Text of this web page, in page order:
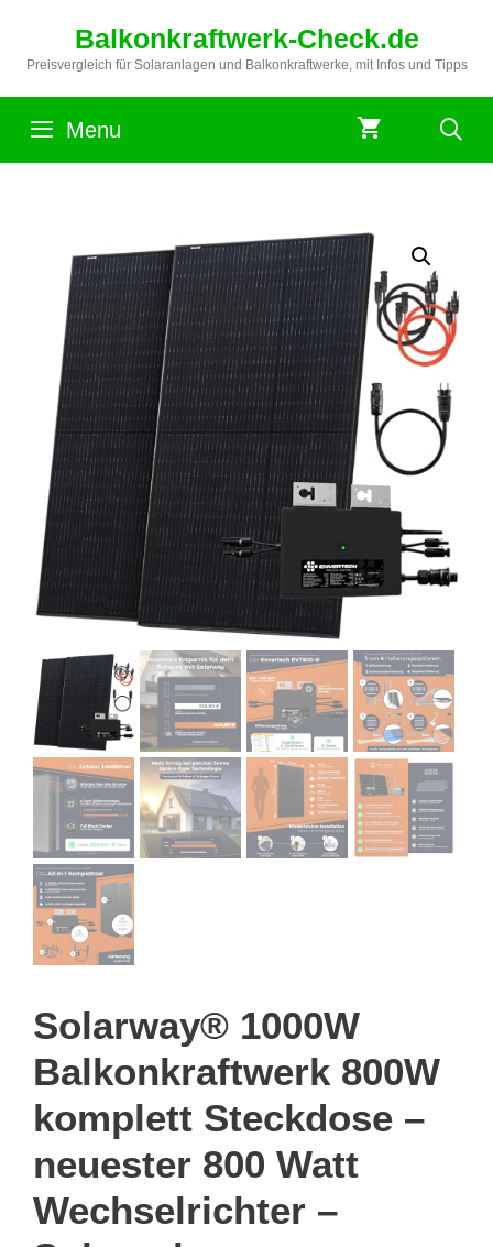
springen
Balkonkraftwerk-Check.de
Preisvergleich für Solaranlagen und Balkonkraftwerke, mit Infos und Tipps
Menu
Solarway® 1000W
Balkonkraftwerk 800W
komplett Steckdose –
neuester 800 Watt
Wechselrichter –